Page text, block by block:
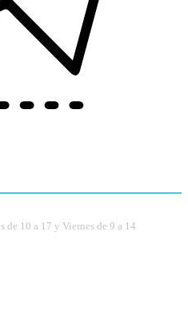
de 10 a 17 y Viernes de 9 a 14